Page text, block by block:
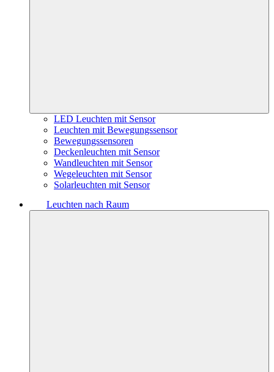
LED Leuchten mit Sensor
Leuchten mit Bewegungssensor
Bewegungssensoren
Deckenleuchten mit Sensor
Wandleuchten mit Sensor
Wegeleuchten mit Sensor
Solarleuchten mit Sensor
Leuchten nach Raum